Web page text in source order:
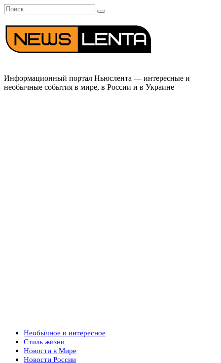
Перейти
к
содержанию
Search
for:
Информационный портал Ньюслента — интересные и
необычные события в мире, в России и в Украине
Необычное и интересное
Стиль жизни
Новости в Мире
Новости России